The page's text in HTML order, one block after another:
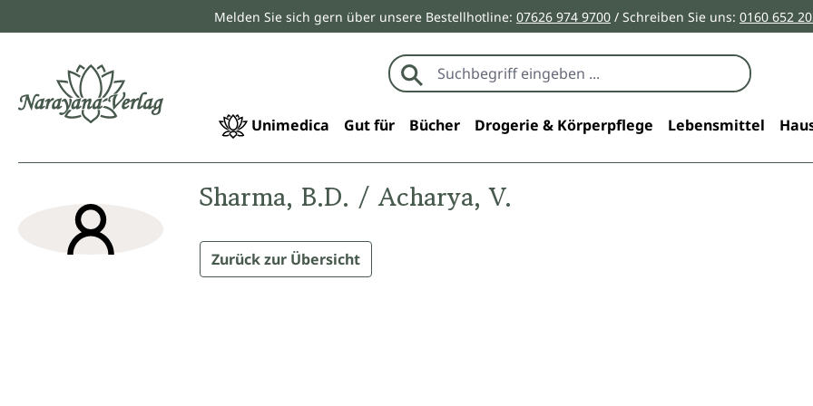
Zur Hauptnavigation springenMelden Sie sich gern über unsere Bestellhotline: 07626 974 9700 / Schreiben Sie uns: 0160 652
Unimedica Gut für Bücher Drogerie & Körperpflege Lebensmittel
Sharma, B.D. / Acharya, V.
Zurück zur Übersicht